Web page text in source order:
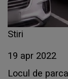
Stiri
19 apr 2022
Locul de